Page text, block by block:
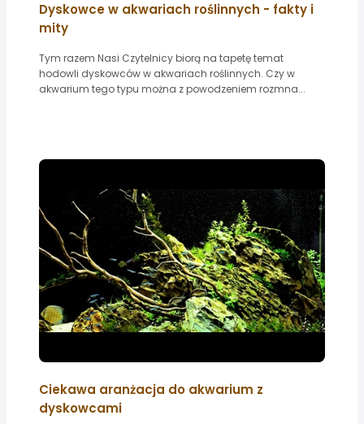
Dyskowce w akwariach roślinnych - fakty i
mity
Tym razem Nasi Czytelnicy biorą na tapetę temat
hodowli dyskowców w akwariach roślinnych. Czy w
akwarium tego typu można z powodzeniem rozmna...
Ciekawa aranżacja do akwarium z
dyskowcami